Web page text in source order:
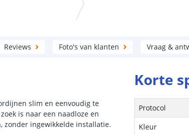
Reviews Foto's van klanten Vraag &
slim en eenvoudig te
is naar een naadloze en
zonder ingewikkelde installatie.
Korte
Protocol
Kleur